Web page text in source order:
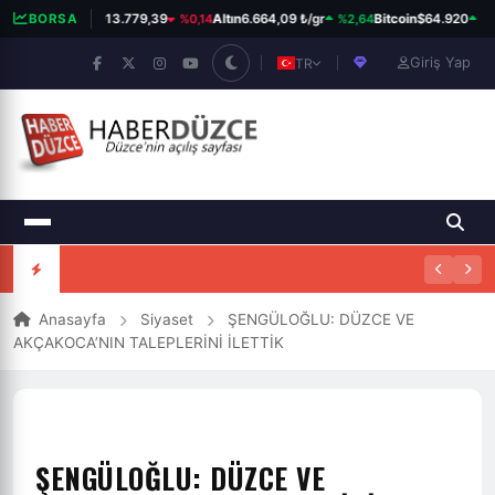
BORSA
BIST 100 13.779,39 %0,14Altın6.664,09 ₺/gr %2,64Bitcoin$64.920
TR Giriş Yap
Anasayfa Siyaset
ŞENGÜLOĞLU: DÜZCE VE
AKÇAKOCA’NIN TALEPLERİNİ İLETTİK
ŞENGÜLOĞLU: DÜZCE VE